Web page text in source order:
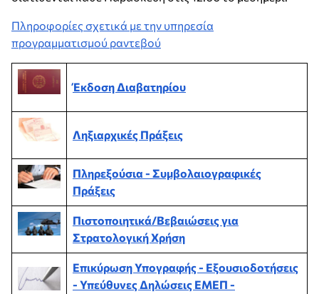
Πληροφορίες σχετικά με την υπηρεσία
προγραμματισμού ραντεβού
Έκδοση Διαβατηρίου
Ληξιαρχικές Πράξεις
Πληρεξούσια - Συμβολαιογραφικές
Πράξεις
Πιστοποιητικά/Βεβαιώσεις για
Στρατολογική Χρήση
Επικύρωση Υπογραφής - Εξουσιοδοτήσεις
- Υπεύθυνες Δηλώσεις ΕΜΕΠ -